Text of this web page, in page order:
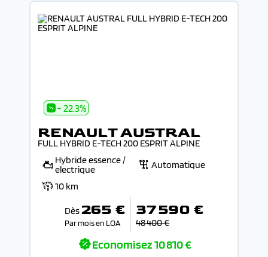
- 22.3%
RENAULT AUSTRAL
FULL HYBRID E-TECH 200 ESPRIT ALPINE
Hybride essence /
electrique
Automatique
10 km
Dès 265 €
Par mois en LOA
37 590 €
48 400 €
Economisez10 810 €